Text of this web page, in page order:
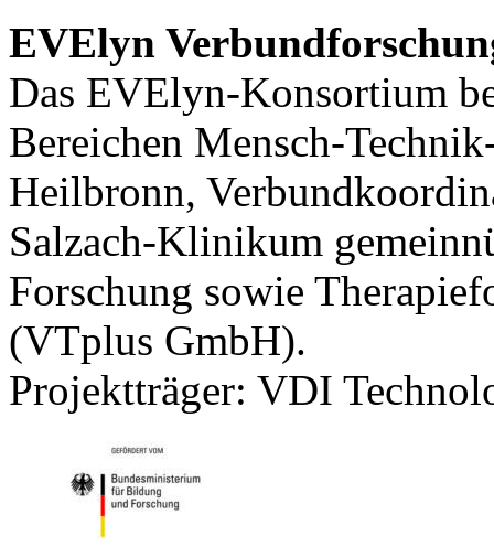
EVElyn
Das EVElyn-Konsortium
Bereichen Mensch-
Heilbronn,
Salzach-Klinikum
Forschung sowie
(VTplus GmbH).
Projektträger: VDI